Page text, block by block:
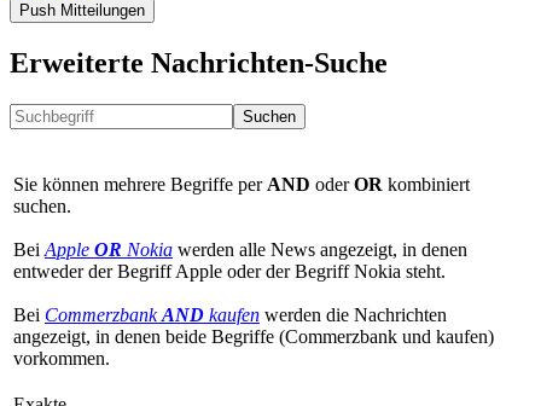
Push Mitteilungen
Erweiterte Nachrichten-Suche
Suchen
Sie können mehrere Begriffe per AND oderOR kombiniert
suchen.
Bei Apple OR Nokia werden alle News angezeigt, in denen
entweder der Begriff Apple oder der Begriff Nokia steht.
Bei CommerzbankAND kaufen werden die Nachrichten
angezeigt, in denen beide Begriffe (Commerzbank und kaufen)
vorkommen.